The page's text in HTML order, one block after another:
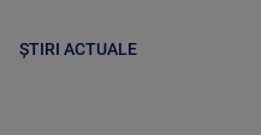
ȘTIRI ACTUALE